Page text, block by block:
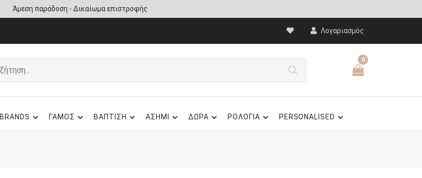
Άμεση παράδοση - Δικαίωμα επιστροφής
Λογαριασμός
0
BRANDS ΓΑΜΟΣ ΒΑΠΤΙΣΗ ΑΣΗΜΙ ΔΩΡΑ ΡΟΛΟΓΙΑ PERSONALISED